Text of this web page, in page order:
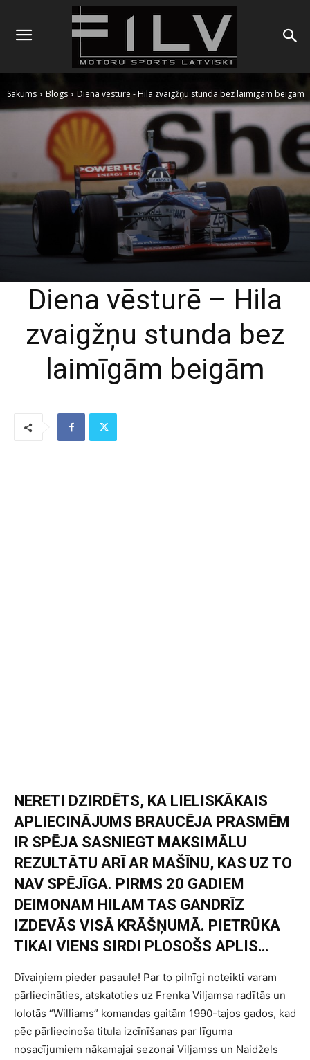
Sākums Blogs Diena vēsturē - Hila zvaigžņu stunda bez laimīgām beigām
Diena vēsturē – Hila
zvaigžņu stunda bez
laimīgām beigām
NERETI DZIRDĒTS, KA LIELISKĀKAIS
APLIECINĀJUMS BRAUCĒJA PRASMĒM
IR SPĒJA SASNIEGT MAKSIMĀLU
REZULTĀTU ARĪ AR MAŠĪNU, KAS UZ TO
NAV SPĒJĪGA. PIRMS 20 GADIEM
DEIMONAM HILAM TAS GANDRĪZ
IZDEVĀS VISĀ KRĀŠŅUMĀ. PIETRŪKA
TIKAI VIENS SIRDI PLOSOŠS APLIS…
Dīvaiņiem pieder pasaule! Par to pilnīgi noteikti varam
pārliecināties, atskatoties uz Frenka Viljamsa radītās un
lolotās “Williams” komandas gaitām 1990-tajos gados, kad
pēc pārliecinoša titula izcīnīšanas par līguma
nosacījumiem nākamajai sezonai Viljamss un Naidžels